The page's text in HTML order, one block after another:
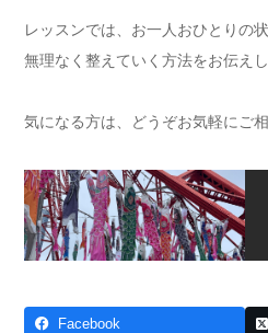
レッスンでは、お一人おひとりの
無理なく整えていく方法をお伝えし
気になる方は、どうぞお気軽にご
Facebook